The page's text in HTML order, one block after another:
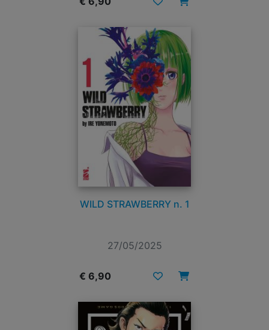
WILD STRAWBERRY n. 1
27/05/2025
€ 6,90